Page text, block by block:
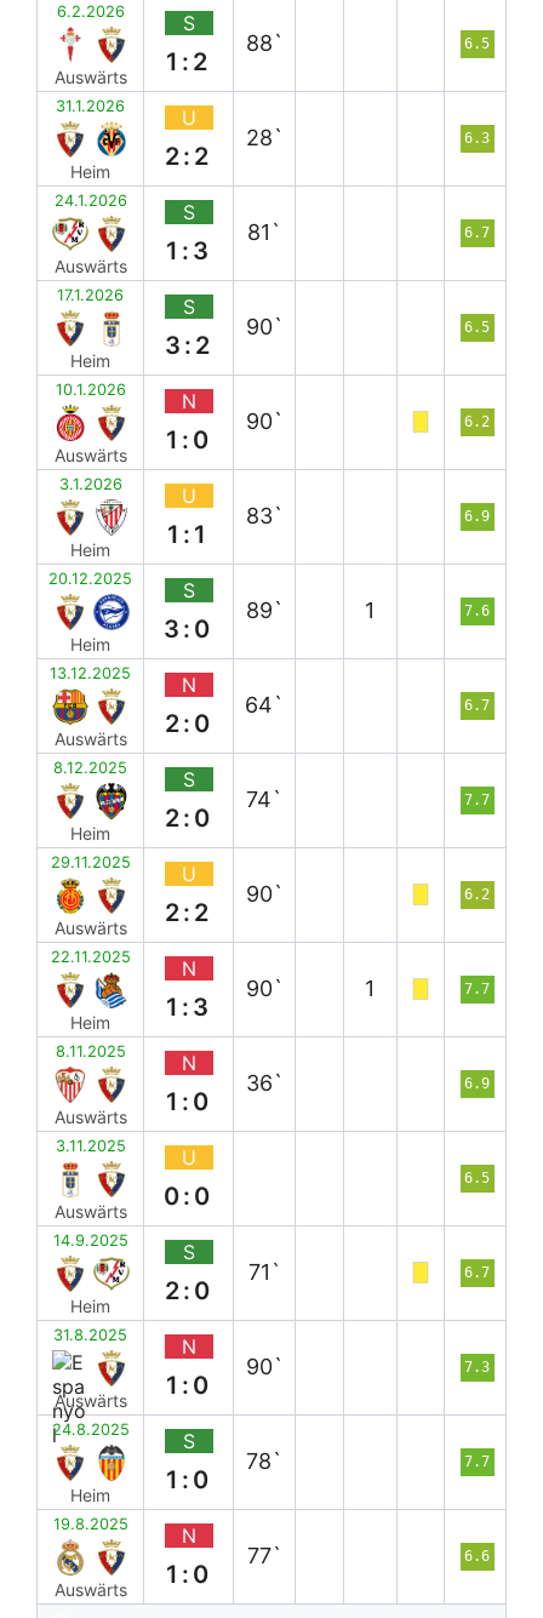
6.2.2026
Auswärts
S
1:2
88` 6.5
31.1.2026
Heim
U
2:2
28` 6.3
24.1.2026
Auswärts
S
1:3
81` 6.7
17.1.2026
Heim
S
3:2
90` 6.5
10.1.2026
Auswärts
N
1:0
90` 6.2
3.1.2026
Heim
U
1:1
83` 6.9
20.12.2025
Heim
S
3:0
89` 1 7.6
13.12.2025
Auswärts
N
2:0
64` 6.7
8.12.2025
Heim
S
2:0
74` 7.7
29.11.2025
Auswärts
U
2:2
90` 6.2
22.11.2025
Heim
N
1:3
90` 1 7.7
8.11.2025
Auswärts
N
1:0
36` 6.9
3.11.2025
Auswärts
U
0:0
6.5
14.9.2025
Heim
S
2:0
71` 6.7
31.8.2025
Auswärts
N
1:0
90` 7.3
24.8.2025
Heim
S
1:0
78` 7.7
19.8.2025
Auswärts
N
1:0
77` 6.6